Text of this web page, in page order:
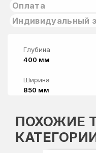
Оплата
Индивидуальный
Глубина
400 мм
Ширина
850 мм
ПОХОЖИЕ